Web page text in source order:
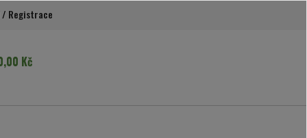
/ Registrace
Kč